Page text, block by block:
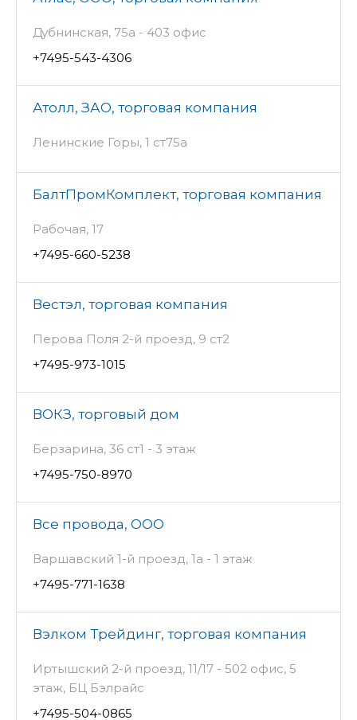
Дубнинская, 75а - 403 офис
+7495-543-4306
Атолл, ЗАО, торговая компания
Ленинские Горы, 1 ст75а
БалтПромКомплект, торговая компания
Рабочая, 17
+7495-660-5238
Вестэл, торговая компания
Перова Поля 2-й проезд, 9 ст2
+7495-973-1015
ВОКЗ, торговый дом
Берзарина, 36 ст1 - 3 этаж
+7495-750-8970
Все провода, ООО
Варшавский 1-й проезд, 1а - 1 этаж
+7495-771-1638
Вэлком Трейдинг, торговая компания
Иртышский 2-й проезд, 11/17 - 502 офис, 5
этаж, БЦ Бэлрайс
+7495-504-0865